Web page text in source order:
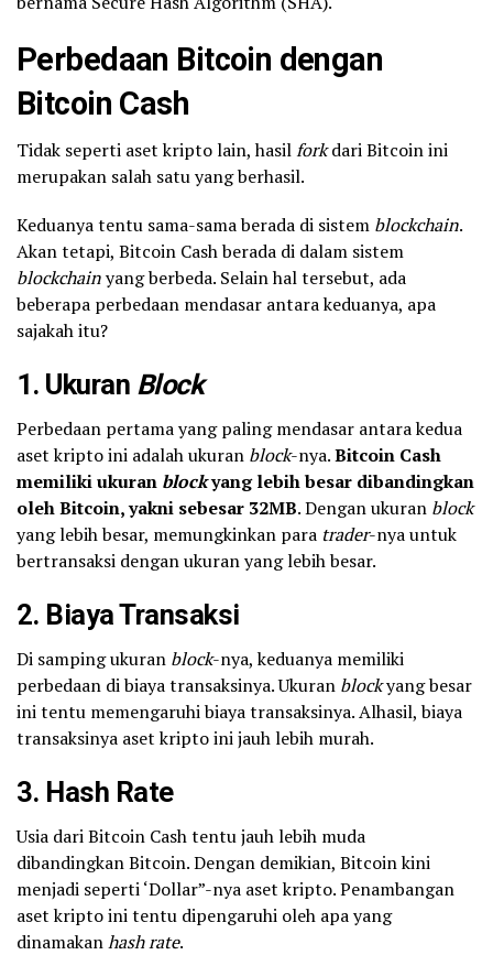
Perbedaan Bitcoin dengan
Bitcoin Cash
Tidak seperti aset kripto lain, hasilforkdari Bitcoin ini
merupakan salah satu yang berhasil.
Keduanya tentu sama-sama berada di sistem blockchain.
Akan tetapi, Bitcoin Cash berada di dalam sistem
blockchainyang berbeda. Selain hal tersebut, ada
beberapa perbedaan mendasar antara keduanya, apa
sajakah itu?
1. Ukuran Block
Perbedaan pertama yang paling mendasar antara kedua
aset kripto ini adalah ukuran block-nya.Bitcoin Cash
memiliki ukuran blockyang lebih besar dibandingkan
oleh Bitcoin, yakni sebesar 32MB. Dengan ukuran block
yang lebih besar, memungkinkan para trader-nya untuk
bertransaksi dengan ukuran yang lebih besar.
2. Biaya Transaksi
Di samping ukuran block-nya, keduanya memiliki
perbedaan di biaya transaksinya. Ukuran blockyang besar
ini tentu memengaruhi biaya transaksinya. Alhasil, biaya
transaksinya aset kripto ini jauh lebih murah.
3. Hash Rate
Usia dari Bitcoin Cash tentu jauh lebih muda
dibandingkan Bitcoin. Dengan demikian, Bitcoin kini
menjadi seperti ‘Dollar”-nya aset kripto. Penambangan
aset kripto ini tentu dipengaruhi oleh apa yang
dinamakanhash rate.